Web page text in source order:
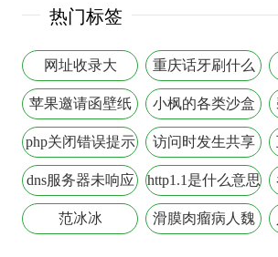
热门标签
网址收录大
重庆话牙刷什么
意思
苹果邀请函壁纸
小枫的各类沙盒
生存
php关闭错误提示
访问时发生共享
冲突
dns服务器未响应 http1.1是什么意思
范冰冰
滑膜肉瘤病人魏